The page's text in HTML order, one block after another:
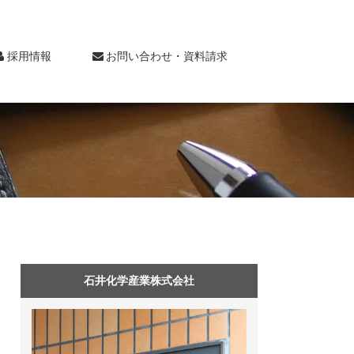
採用情報 お問い合わせ・資料請求
石井化学産業株式会社